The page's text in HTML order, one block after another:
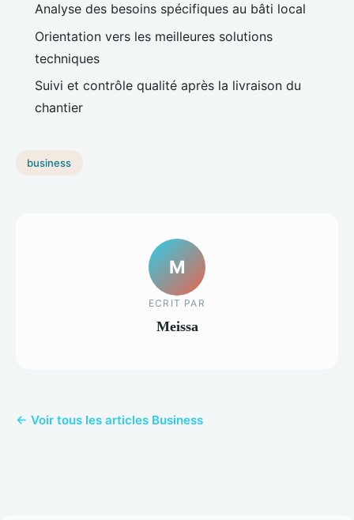
Analyse des besoins spécifiques au bâti local
Orientation vers les meilleures solutions
techniques
Suivi et contrôle qualité après la livraison du
chantier
business
M
ECRIT PAR
Meissa
← Voir tous les articles Business